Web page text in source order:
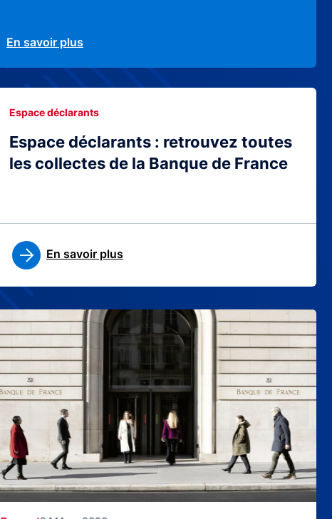
En savoir plus
Espace déclarants : retrouvez toutes
les collectes de la Banque de France
Espace déclarants
En savoir plus